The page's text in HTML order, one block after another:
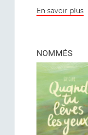
En savoir plus
NOMMÉS